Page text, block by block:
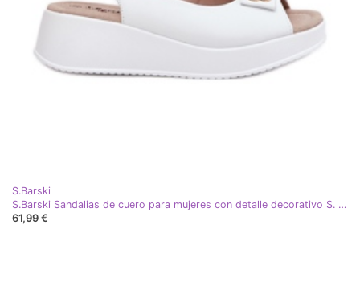
S.Barski
S.Barski Sandalias de cuero para mujeres con detalle decorativo S. Barski LR51-593 White blanco
61,99 €